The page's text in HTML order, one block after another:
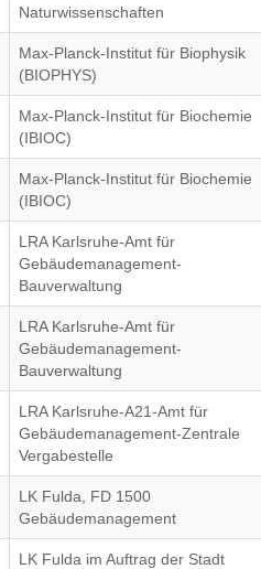
Naturwissenschaften
Max-Planck-Institut für Biophysik
(BIOPHYS)
Max-Planck-Institut für Biochemie
(IBIOC)
Max-Planck-Institut für Biochemie
(IBIOC)
LRA Karlsruhe-Amt für
Gebäudemanagement-
Bauverwaltung
LRA Karlsruhe-Amt für
Gebäudemanagement-
Bauverwaltung
LRA Karlsruhe-A21-Amt für
Gebäudemanagement-Zentrale
Vergabestelle
LK Fulda, FD 1500
Gebäudemanagement
LK Fulda im Auftrag der Stadt